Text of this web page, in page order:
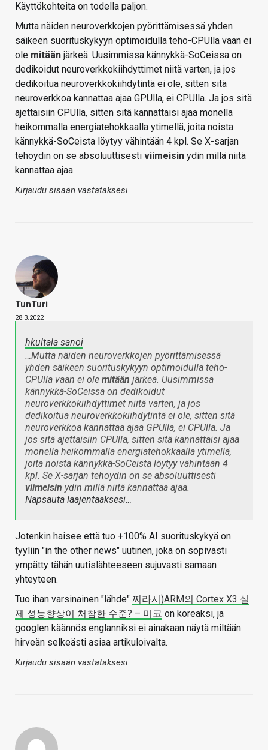
Käyttökohteita on todella paljon.
Mutta näiden neuroverkkojen pyörittämisessä yhden
säikeen suorituskykyyn optimoidulla teho-CPUlla vaan ei
ole mitään järkeä. Uusimmissa kännykkä-SoCeissa on
dedikoidut neuroverkkokiihdyttimet niitä varten, ja jos
dedikoitua neuroverkkokiihdytintä ei ole, sitten sitä
neuroverkkoa kannattaa ajaa GPUlla, ei CPUlla. Ja jos sitä
ajettaisiin CPUlla, sitten sitä kannattaisi ajaa monella
heikommalla energiatehokkaalla ytimellä, joita noista
kännykkä-SoCeista löytyy vähintään 4 kpl. Se X-sarjan
tehoydin on se absoluuttisesti viimeisin ydin millä niitä
kannattaa ajaa.
Kirjaudu sisään vastataksesi
TunTuri
28.3.2022
hkultala sanoi
…Mutta näiden neuroverkkojen pyörittämisessä
yhden säikeen suorituskykyyn optimoidulla teho-
CPUlla vaan ei ole mitään järkeä. Uusimmissa
kännykkä-SoCeissa on dedikoidut
neuroverkkokiihdyttimet niitä varten, ja jos
dedikoitua neuroverkkokiihdytintä ei ole, sitten sitä
neuroverkkoa kannattaa ajaa GPUlla, ei CPUlla. Ja
jos sitä ajettaisiin CPUlla, sitten sitä kannattaisi ajaa
monella heikommalla energiatehokkaalla ytimellä,
joita noista kännykkä-SoCeista löytyy vähintään 4
kpl. Se X-sarjan tehoydin on se absoluuttisesti
viimeisin ydin millä niitä kannattaa ajaa.
Napsauta laajentaaksesi…
Jotenkin haisee että tuo +100% AI suorituskykyä on
tyyliin "in the other news" uutinen, joka on sopivasti
ympätty tähän uutislähteeseen sujuvasti samaan
yhteyteen.
Tuo ihan varsinainen "lähde" 찌라시)ARM의 Cortex X3 실
제 성능향상이 처참한 수준? – 미코 on koreaksi, ja
googlen käännös englanniksi ei ainakaan näytä miltään
hirveän selkeästi asiaa artikuloivalta.
Kirjaudu sisään vastataksesi